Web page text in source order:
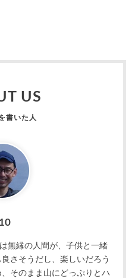
US
無縁の人間が、子供と一緒
さそうだし、楽しいだろう
そのまま山にどっぷりとハ